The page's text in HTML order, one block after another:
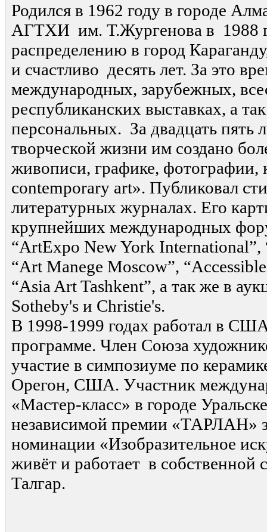
Родился в 1962 году в городе
АГТХИ им. Т.Жургенова в 1988
распределению в город
и счастливо десять лет. За это
международных, зарубежных,
республиканских выставках, а
персональных. За двадцать пять
творческой жизни им создано
живописи, графике, фотографии,
contemporary art». Публиковал
литературных журналах. Его
крупнейших международных
“ArtExpo New York International”,
“Art Manege Moscow”,
“Asia Art Tashkent”, а так же в
Sotheby's и Christie's.
В 1998-1999 годах работал в
программе. Член Союза
участие в симпозиуме по
Орегон, США. Участник
«Мастер-класс» в городе
независимой премии «ТАРЛАН»
номинации «Изобразительное
живёт и работает в собственной
Талгар.